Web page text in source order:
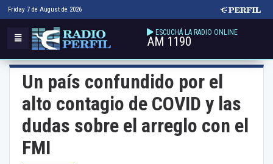
Friday 7 de August de 2026
ESCUCHÁ LA RADIO ONLINE
AM 1190
Un país confundido por el
alto contagio de COVID y las
dudas sobre el arreglo con el
FMI